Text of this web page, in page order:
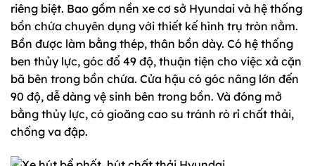
riêng biệt. Bao gồm nền xe cơ sở Hyundai và hệ thống
bồn chứa chuyên dụng với thiết kế hình trụ tròn nằm.
Bồn được làm bằng thép, thân bồn dày. Có hệ thống
ben thủy lực, góc đổ 49 độ, thuận tiện cho việc xả cặn
bã bên trong bồn chứa. Cửa hậu có góc nâng lớn đến
90 độ, dễ dàng vệ sinh bên trong bồn. Và đóng mở
bằng thủy lực, có gioăng cao su tránh rò rỉ chất thải,
chống va đập.